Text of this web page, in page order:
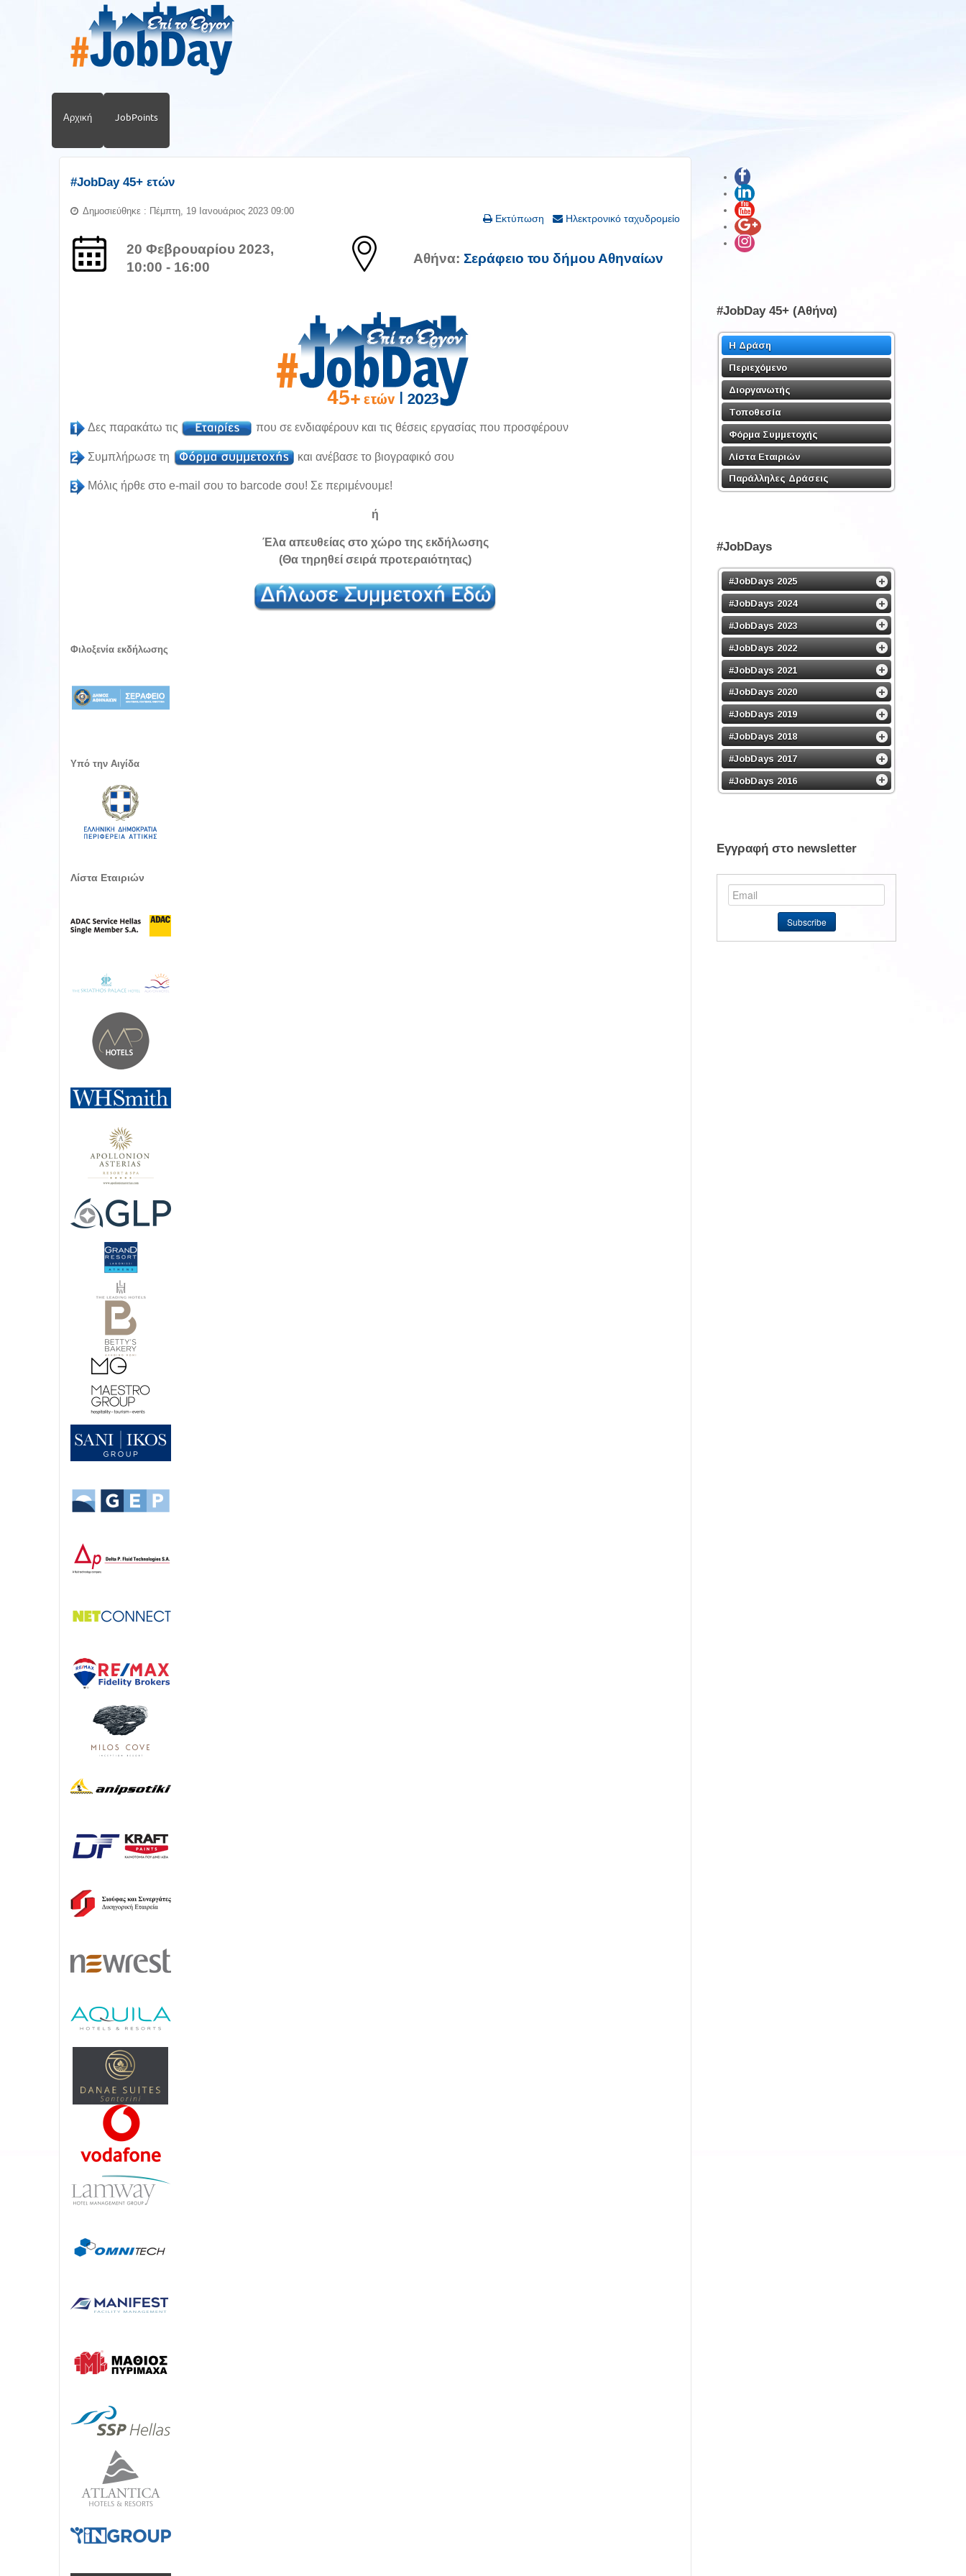
Αρχική JobPoints
#JobDay 45+ ετών
Εκτύπωση Ηλεκτρονικό ταχυδρομείο
Δημοσιεύθηκε : Πέμπτη, 19 Ιανουάριος 2023 09:00
20 Φεβρουαρίου 2023,
10:00 - 16:00
Αθήνα: Σεράφειο του δήμου Αθηναίων
Δες παρακάτω τις που σε ενδιαφέρουν και τις θέσεις εργασίας που προσφέρουν
Συμπλήρωσε τη και ανέβασε το βιογραφικό σου
Μόλις ήρθε στο e-mail σου το barcode σου! Σε περιμένουμε!
ή
Έλα απευθείας στο χώρο της εκδήλωσης
(Θα τηρηθεί σειρά προτεραιότητας)
Φιλοξενία εκδήλωσης
Υπό την Αιγίδα
Λίστα Εταιριών
#JobDay 45+ (Αθήνα)
Η Δράση
Περιεχόμενο
Διοργανωτής
Τοποθεσία
Φόρμα Συμμετοχής
Λίστα Εταιριών
Παράλληλες Δράσεις
#JobDays
#JobDays 2025
#JobDays 2024
#JobDays 2023
#JobDays 2022
#JobDays 2021
#JobDays 2020
#JobDays 2019
#JobDays 2018
#JobDays 2017
#JobDays 2016
Εγγραφή στο newsletter